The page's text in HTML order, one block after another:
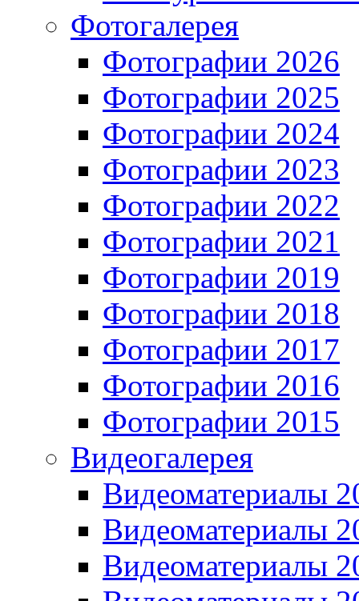
Фотогалерея
Фотографии 2026
Фотографии 2025
Фотографии 2024
Фотографии 2023
Фотографии 2022
Фотографии 2021
Фотографии 2019
Фотографии 2018
Фотографии 2017
Фотографии 2016
Фотографии 2015
Видеогалерея
Видеоматериалы
Видеоматериалы
Видеоматериалы